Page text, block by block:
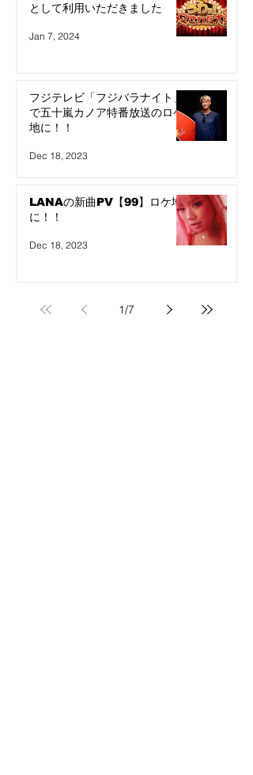
として利用いただきました
Jan 7, 2024
フジテレビ「フジバラナイト」
で五十嵐カノア特番放送のロケ
地に！！
Dec 18, 2023
LANAの新曲PV【99】ロケ地
に！！
Dec 18, 2023
1/7